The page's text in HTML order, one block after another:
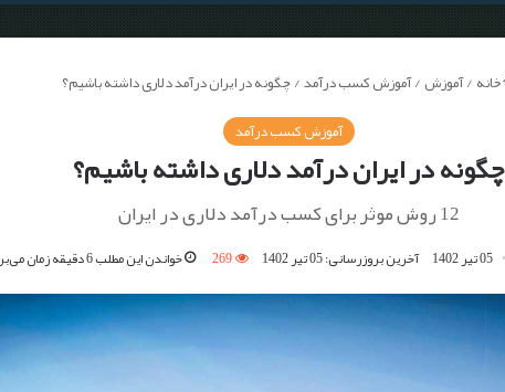
خانه/آموزش/آموزش کسب درآمد/چگونه در ایران درآمد دلاری داشته باشیم؟
آموزش کسب درآمد
چگونه در ایران درآمد دلاری داشته باشیم؟
12 روش موثر برای کسب درآمد دلاری در ایران
05 تیر 1402 آخرین بروزرسانی: 05 تیر 1402 269 خواندن این مطلب 6 دقیقه زمان می‌برد